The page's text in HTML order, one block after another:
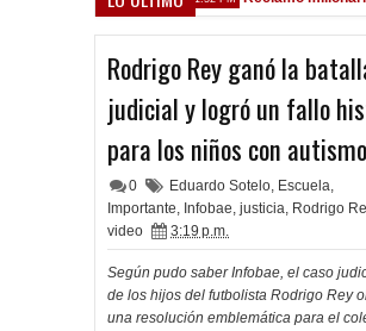
Rodrigo Rey ganó la
judicial y logró un fallo
para los niños con autismo
0 Eduardo Sotelo, Escuela,
Importante, Infobae, justicia, Rodrigo
video
3:19 p.m.
Según pudo saber Infobae, el caso
de los hijos del futbolista Rodrigo Rey
una resolución emblemática para el